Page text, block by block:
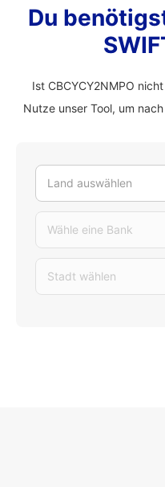
Du
Ist CBCYCY2NMPO
Nutze unser Tool, um
Land auswählen
Wähle eine Bank
Stadt wählen